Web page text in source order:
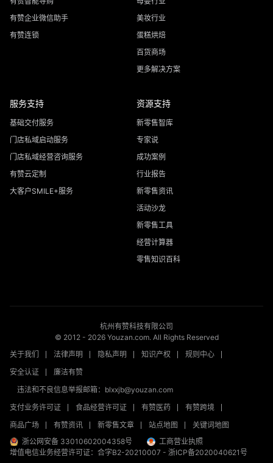
有赞企业微信助手
有赞连锁
美妆行业
蛋糕烘焙
百货商场
更多解决方案
服务支持
基础交付服务
门店私域启动服务
门店私域经营咨询服务
有赞云定制
大客户SMILE+服务
资源支持
新零售智库
专家说
成功案例
行业报告
新零售资讯
活动沙龙
新零售工具
经营计算器
零售知识百科
杭州有赞科技有限公司
© 2012 - 2026Youzan.com. All Rights Reserved
关于我们
法律声明 隐私声明 知识产权
规则中心
安全认证
廉洁有赞
违法和不良信息举报邮箱：blxxjb@youzan.com
支付业务许可证
食品经营许可证 有赞医药
有赞跨境
商品广场
有赞资讯 新零售文章 站点地图
关键词地图
浙公网安备 33010602004358号
工商营业执照
增值电信业务经营许可证：合字B2-20210007 - 浙ICP备2020040621号